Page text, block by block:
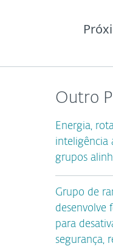
Outro
Energia,
inteligência
grupos
Grupo de
desenvolve
para
segurança,